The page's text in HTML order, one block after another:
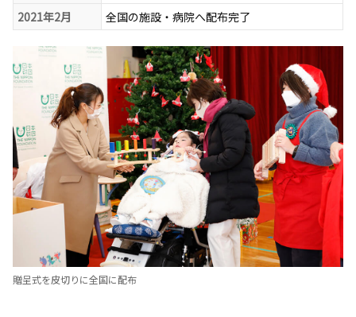
2021年2月
全国の施設・病院へ配布完了
贈呈式を皮切りに全国に配布